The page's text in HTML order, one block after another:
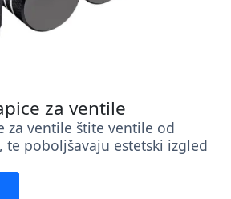
za ventile
za ventile štite ventile od
te poboljšavaju estetski izgled